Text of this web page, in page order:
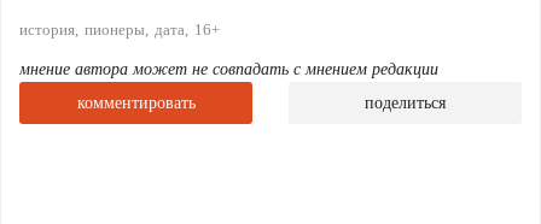
история пионеры дата 16+
мнение автора может не совпадать с мнением редакции
комментировать
поделиться